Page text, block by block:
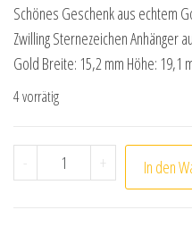
Schönes Geschenk aus echtem
Zwilling Sternezeichen Anhänger
Gold Breite: 15,2 mm Höhe: 19,1
4 vorrätig
- Zwilling + In den